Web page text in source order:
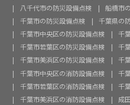
八千代市の防災設備点検
船橋市
千葉市の防災設備点検
千葉県の
千葉市中央区の防災設備点検
千
千葉市若葉区の防災設備点検
千
千葉市美浜区の防災設備点検
千
千葉市中央区の消防設備点検
千
千葉市若葉区の消防設備点検
千
千葉市美浜区の消防設備点検
成